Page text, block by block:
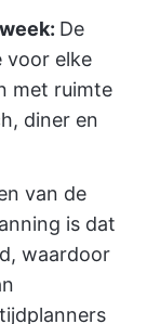
De
voor elke
met ruimte
diner en
van de
is dat
waardoor